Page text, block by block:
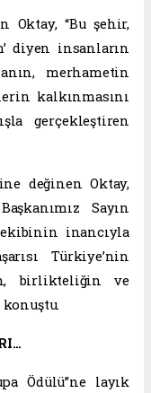
Oktay, “Bu şehir,
diyen insanların
merhametin
kalkınmasını
gerçekleştiren
değinen Oktay,
Sayın
inancıyla
Türkiye’nin
birlikteliğin ve
Ödülü”ne layık